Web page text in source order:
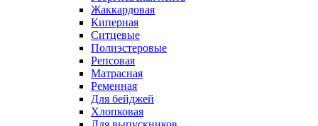
Жаккардовая
Киперная
Ситцевые
Полиэстеровые
Репсовая
Матрасная
Ременная
Для бейджей
Хлопковая